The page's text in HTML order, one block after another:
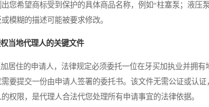
您希望商标受到保护的具体商品名称，例如“柱塞泵；液压
模糊的描述可能被要求修改。
当地代理人的关键文件
住的申请人，法律规定必须委托一位在牙买加执业并拥有
要提交一份由申请人签署的委托书。该文件无需公证或认
权限，是代理人合法代您处理所有申请事宜的法律依据。